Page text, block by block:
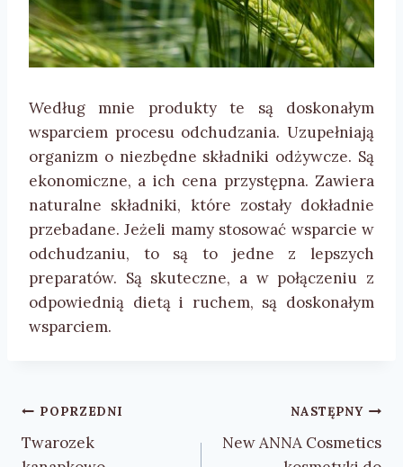
Według mnie produkty te są doskonałym
wsparciem procesu odchudzania. Uzupełniają
organizm o niezbędne składniki odżywcze. Są
ekonomiczne, a ich cena przystępna. Zawiera
naturalne składniki, które zostały dokładnie
przebadane. Jeżeli mamy stosować wsparcie w
odchudzaniu, to są to jedne z lepszych
preparatów. Są skuteczne, a w połączeniu z
odpowiednią dietą i ruchem, są doskonałym
wsparciem.
Nawigacja
wpisu
POPRZEDNI
Twarozek
NASTĘPNY
New ANNA Cosmetics